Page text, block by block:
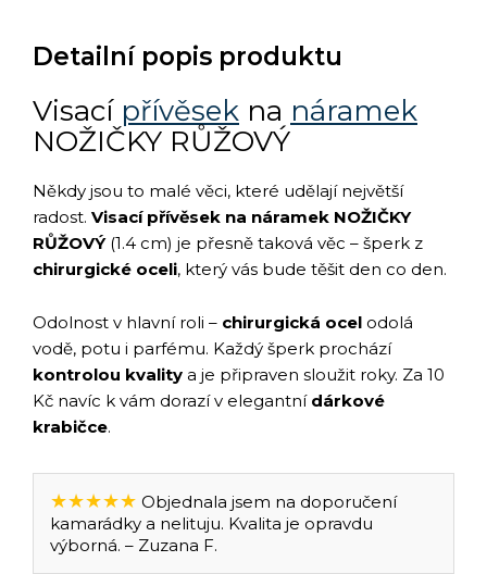
Detailní popis produktu
Visací přívěsek na náramek
NOŽIČKY RŮŽOVÝ
Někdy jsou to malé věci, které udělají největší
radost. Visací přívěsek na náramek NOŽIČKY
RŮŽOVÝ(1.4 cm) je přesně taková věc – šperk z
chirurgické oceli, který vás bude těšit den co den.
Odolnost v hlavní roli – chirurgická ocel odolá
vodě, potu i parfému. Každý šperk prochází
kontrolou kvality a je připraven sloužit roky. Za 10
Kč navíc k vám dorazí v elegantní dárkové
krabičce.
★★★★★ Objednala jsem na doporučení
kamarádky a nelituju. Kvalita je opravdu
výborná. – Zuzana F.